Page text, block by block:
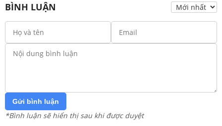
BÌNH LUẬN
Gửi bình luận
*Bình luận sẽ hiển thị sau khi được duyệt